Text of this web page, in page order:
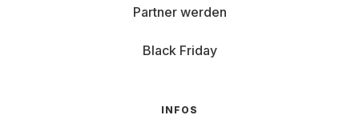
Partner werden
Black Friday
INFOS